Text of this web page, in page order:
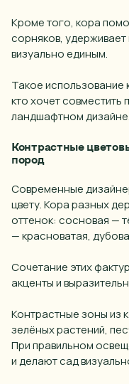
Кроме того, кора
сорняков, удерживает
визуально единым.
Такое использование
кто хочет совместить
ландшафтном дизайне.
Контрастные
пород
Современные
цвету. Кора разных
оттенок: сосновая —
— красноватая,
Сочетание этих
акценты и
Контрастные зоны из
зелёных растений,
При правильном
и делают сад